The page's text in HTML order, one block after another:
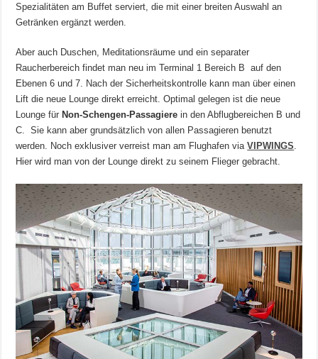
Spezialitäten am Buffet serviert, die mit einer breiten Auswahl an
Getränken ergänzt werden.
Aber auch Duschen, Meditationsräume und ein separater
Raucherbereich findet man neu im Terminal 1 Bereich B auf den
Ebenen 6 und 7. Nach der Sicherheitskontrolle kann man über einen
Lift die neue Lounge direkt erreicht. Optimal gelegen ist die neue
Lounge fürNon-Schengen-Passagiere in den Abflugbereichen B und
C. Sie kann aber grundsätzlich von allen Passagieren benutzt
werden. Noch exklusiver verreist man am Flughafen viaVIPWINGS
Hier wird man von der Lounge direkt zu seinem Flieger gebracht.